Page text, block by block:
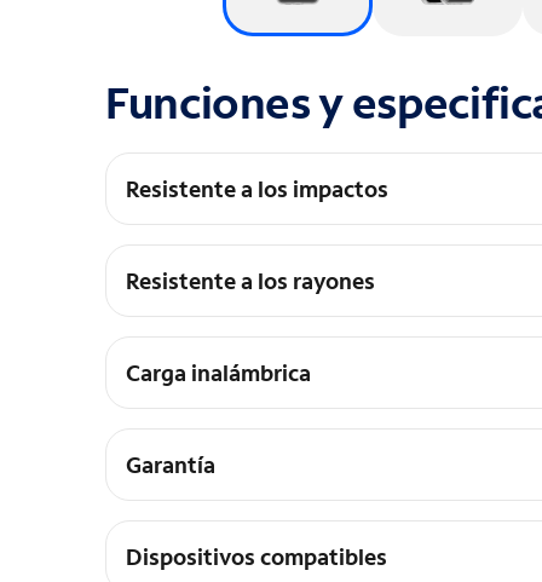
Funciones y
Resistente a los impactos
DROP+ | 3 veces la misma cantidad de caídas
Resistente a los rayones
Los bordes elevados mantienen la pantalla
Carga inalámbrica
Admite bases de carga inalámbrica
Garantía
Garantía limitada de por vida y atención al
Dispositivos compatibles